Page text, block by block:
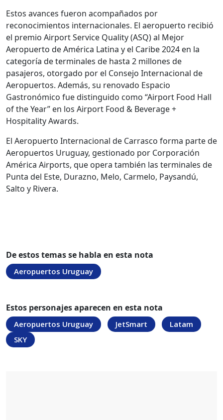
Estos avances fueron acompañados por
reconocimientos internacionales. El aeropuerto recibió
el premio Airport Service Quality (ASQ) al Mejor
Aeropuerto de América Latina y el Caribe 2024 en la
categoría de terminales de hasta 2 millones de
pasajeros, otorgado por el Consejo Internacional de
Aeropuertos. Además, su renovado Espacio
Gastronómico fue distinguido como “Airport Food Hall
of the Year” en los Airport Food & Beverage +
Hospitality Awards.
El Aeropuerto Internacional de Carrasco forma parte de
Aeropuertos Uruguay, gestionado por Corporación
América Airports, que opera también las terminales de
Punta del Este, Durazno, Melo, Carmelo, Paysandú,
Salto y Rivera.
De estos temas se habla en esta nota
Aeropuertos Uruguay
Estos personajes aparecen en esta nota
Aeropuertos Uruguay JetSmart
Latam
SKY